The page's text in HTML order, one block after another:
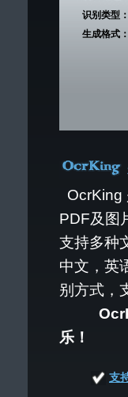
识别类型：
生成格式：
OcrKing
PDF及图
支持多种
中文，英
别方式，
乐！
支